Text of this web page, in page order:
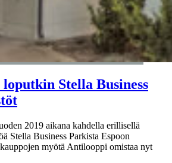
Stella Business
2019 aikana kahdella erillisellä
Stella Business Parkista Espoon
myötä Antilooppi omistaa nyt